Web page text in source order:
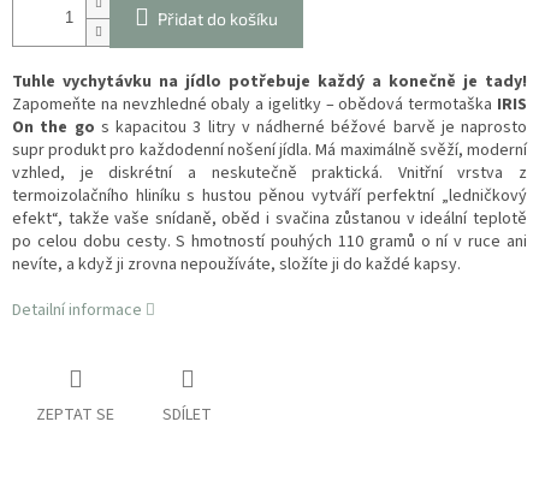
Přidat do košíku
Tuhle vychytávku na jídlo potřebuje každý a konečně je tady!
Zapomeňte na nevzhledné obaly a igelitky – obědová termotaška IRIS
On the go s kapacitou 3 litry v nádherné béžové barvě je naprosto
supr produkt pro každodenní nošení jídla. Má maximálně svěží, moderní
vzhled, je diskrétní a neskutečně praktická. Vnitřní vrstva z
termoizolačního hliníku s hustou pěnou vytváří perfektní „ledničkový
efekt“, takže vaše snídaně, oběd i svačina zůstanou v ideální teplotě
po celou dobu cesty. S hmotností pouhých 110 gramů o ní v ruce ani
nevíte, a když ji zrovna nepoužíváte, složíte ji do každé kapsy.
Detailní informace
ZEPTAT SE SDÍLET